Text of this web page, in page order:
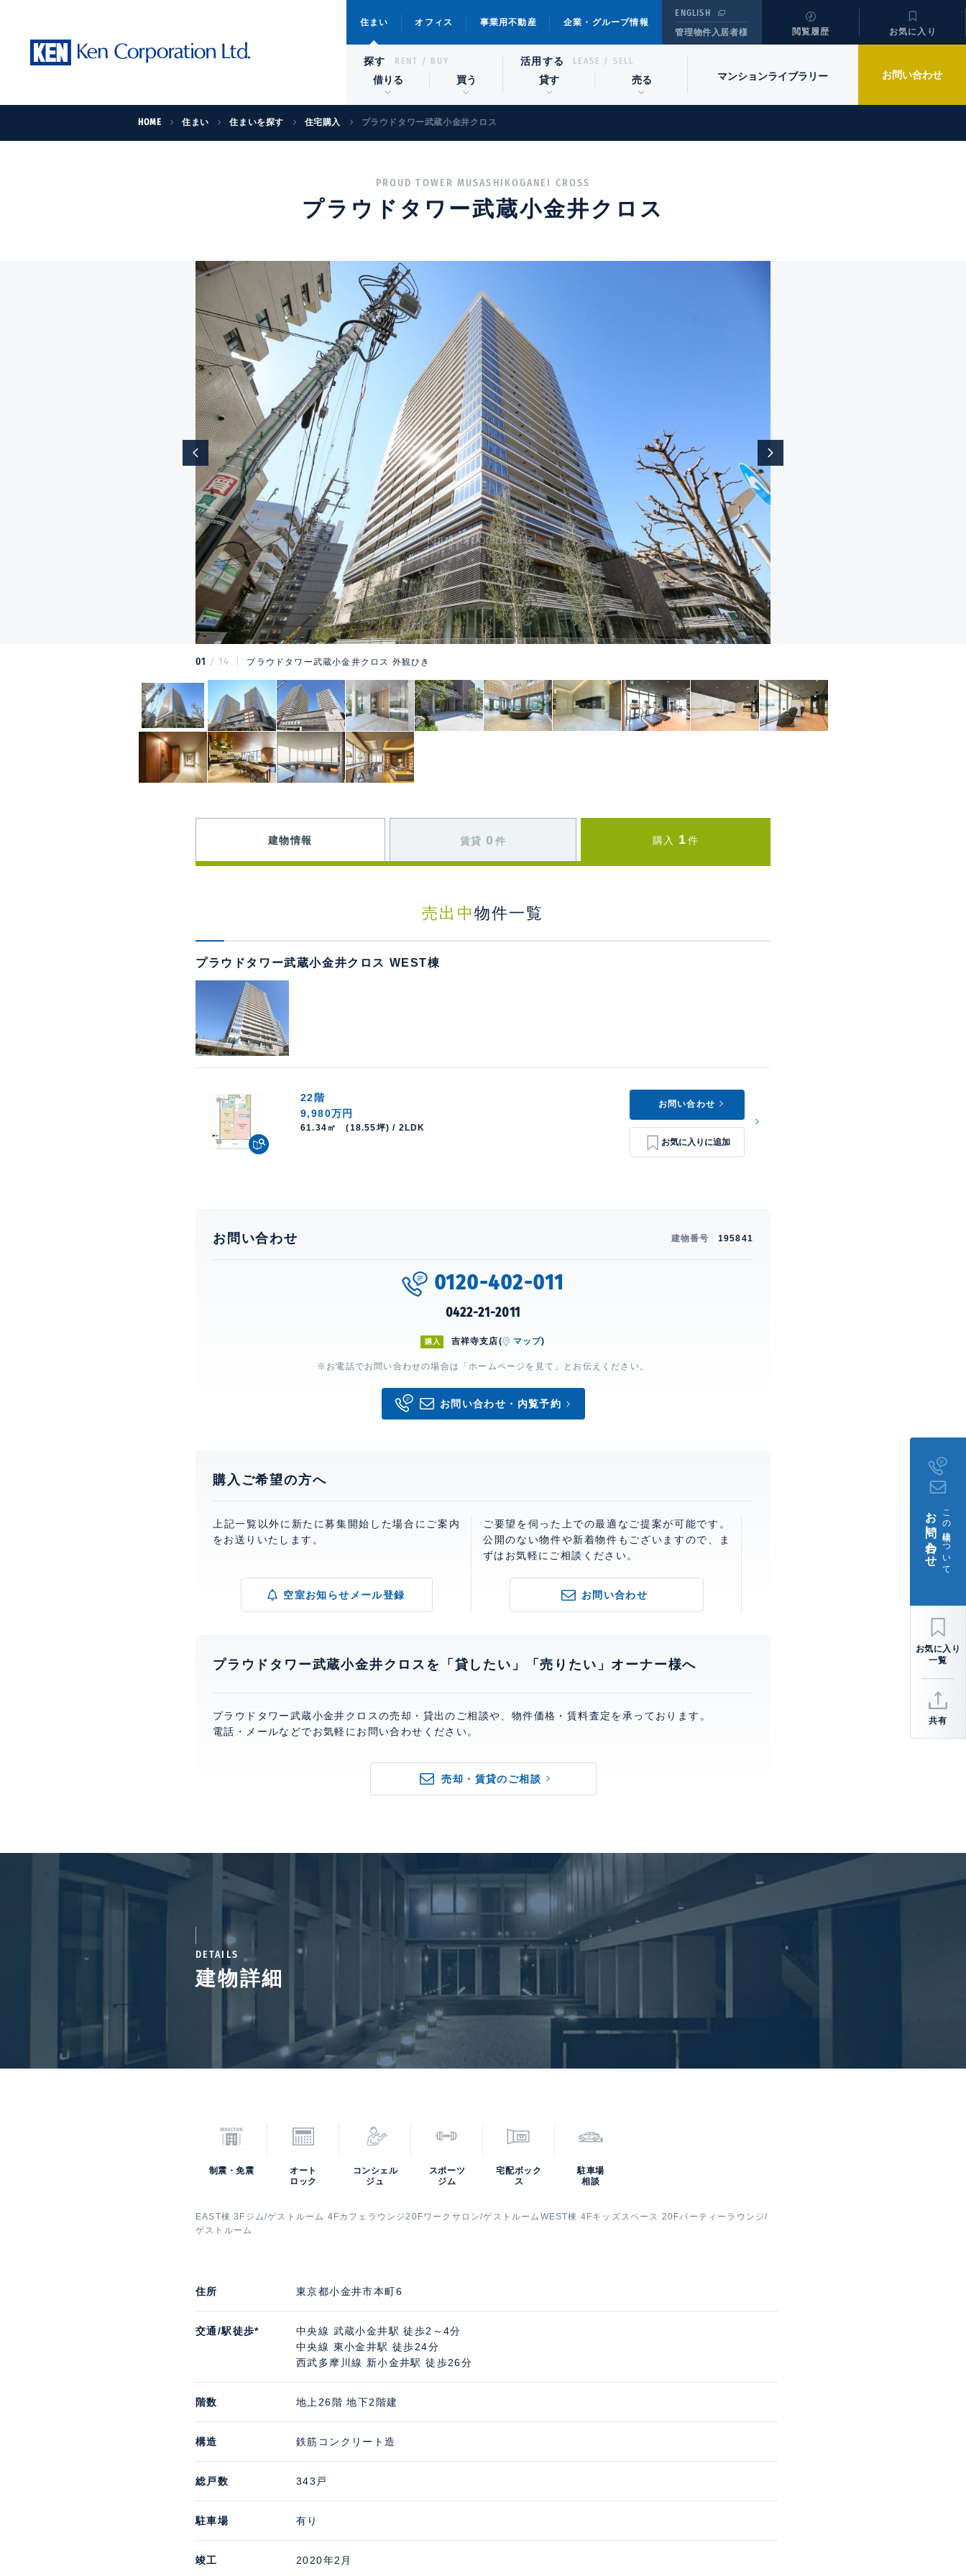
住まい オフィス 事業用不動産 企業・グループ情報
ENGLISH
管理物件入居者様
閲覧履歴 お気に入り
探す RENT / BUY
借りる 買う
活用する LEASE / SELL
貸す 売る マンションライブラリー お問い合わせ
HOME 住まい 住まいを探す 住宅購入 プラウドタワー武蔵小金井クロス
PROUD TOWER MUSASHIKOGANEI CROSS
プラウドタワー武蔵小金井クロス
01 14 プラウドタワー武蔵小金井クロス 外観ひき
建物情報 賃貸 0 件 購入 1件
売出中 物件一覧
プラウドタワー武蔵小金井クロス WEST棟
22階
9,980万円
61.34㎡ (18.55坪) / 2LDK
お問い合わせ
お問い合わせ 建物番号 195841
0120-402-011
0422-21-2011
購入 吉祥寺支店( マップ)
※お電話でお問い合わせの場合は「ホームページを見て」とお伝えください。
お問い合わせ・内覧予約
購入ご希望の方へ
上記一覧以外に新たに募集開始した場合にご案内
をお送りいたします。
空室お知らせメール登録
ご要望を伺った上での最適なご提案が可能です。
公開のない物件や新着物件もございますので、ま
ずはお気軽にご相談ください。
お問い合わせ
プラウドタワー武蔵小金井クロスを「貸したい」「売りたい」オーナー様へ
プラウドタワー武蔵小金井クロスの売却・貸出のご相談や、物件価格・賃料査定を承っております。
電話・メールなどでお気軽にお問い合わせください。
売却・賃貸のご相談
DETAILS
建物詳細
制震・免震
オート
ロック
コンシェル
ジュ
スポーツ
ジム
宅配ボック
ス
駐車場
相談
EAST棟 3Fジム/ゲストルーム 4Fカフェラウンジ20Fワークサロン/ゲストルームWEST棟 4Fキッズスペース 20Fパーティーラウンジ/
ゲストルーム
住所 東京都小金井市本町6
交通/駅徒歩*
中央線 武蔵小金井駅 徒歩2～4分
中央線 東小金井駅 徒歩24分
西武多摩川線 新小金井駅 徒歩26分
階数 地上26階 地下2階建
構造 鉄筋コンクリート造
総戸数 343戸
駐車場 有り
竣工 2020年2月
この建物について
お問い合わせ
共有